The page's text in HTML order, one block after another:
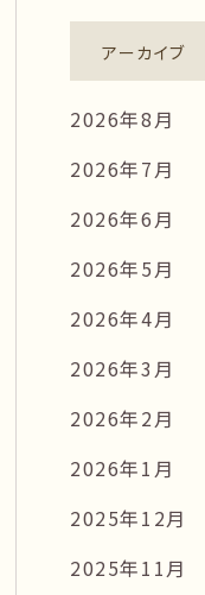
アーカイブ
2026年8月
2026年7月
2026年6月
2026年5月
2026年4月
2026年3月
2026年2月
2026年1月
2025年12月
2025年11月